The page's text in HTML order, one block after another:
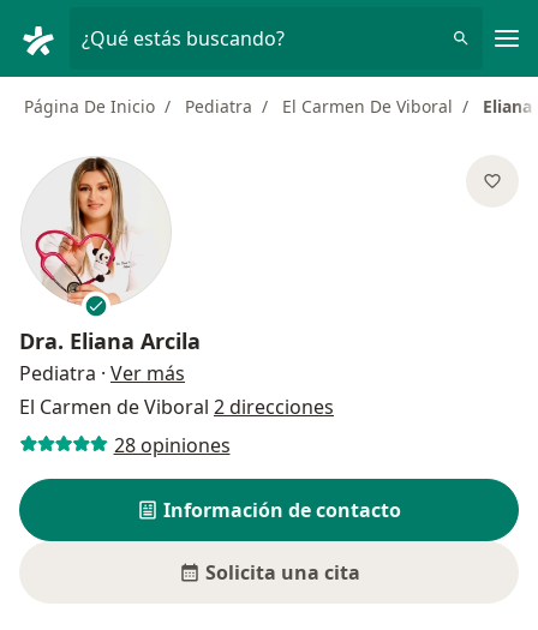
¿Qué estás buscando?
Página De Inicio Pediatra El Carmen De Viboral
Dra. Eliana Arcila
Pediatra · Ver más
El Carmen de Viboral 2 direcciones
28 opiniones
Información de contacto
Solicita una cita